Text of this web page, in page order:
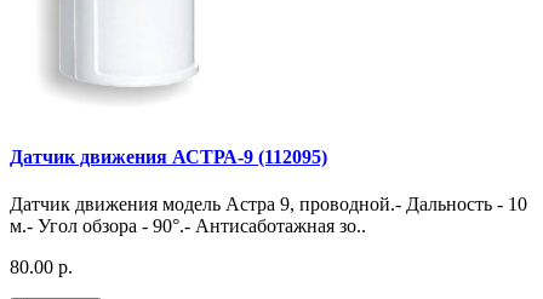
Датчик движения АСТРА-9 (112095)
Датчик движения модель Астра 9, проводной.- Дальность - 10
м.- Угол обзора - 90°.- Антисаботажная зо..
80.00 р.